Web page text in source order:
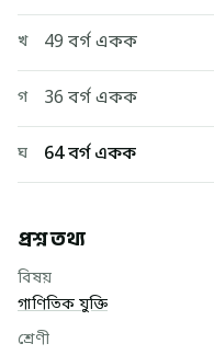
খ 49 বর্গ একক
গ 36 বর্গ একক
ঘ 64 বর্গ একক
প্রশ্ন তথ্য
বিষয়
গাণিতিক যুক্তি
শ্রেণী